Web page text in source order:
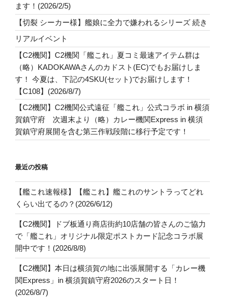
ます！(2026/2/5)
【切裂 シーカー様】艦娘に全力で嫌われるシリーズ 続き
リアルイベント
【C2機関】C2機関「艦これ」夏コミ最速アイテム群は
（略）KADOKAWAさんのカドスト(EC)でもお届けしま
す！ 今夏は、下記の4SKU(セット)でお届けします！
【C108】(2026/8/7)
【C2機関】C2機関公式遠征「艦これ」公式コラボ in 横須
賀鎮守府 次週末より（略）カレー機関Express in 横須
賀鎮守府展開を含む第三作戦段階に移行予定です！
最近の投稿
【艦これ速報様】【艦これ】艦これのサントラってどれ
くらい出てるの？(2026/6/12)
【C2機関】ドブ板通り商店街約10店舗の皆さんのご協力
で「艦これ」オリジナル限定ポストカード記念コラボ展
開中です！(2026/8/8)
【C2機関】本日は横須賀の地に出張展開する「カレー機
関Express」in 横須賀鎮守府2026のスタート日！
(2026/8/7)